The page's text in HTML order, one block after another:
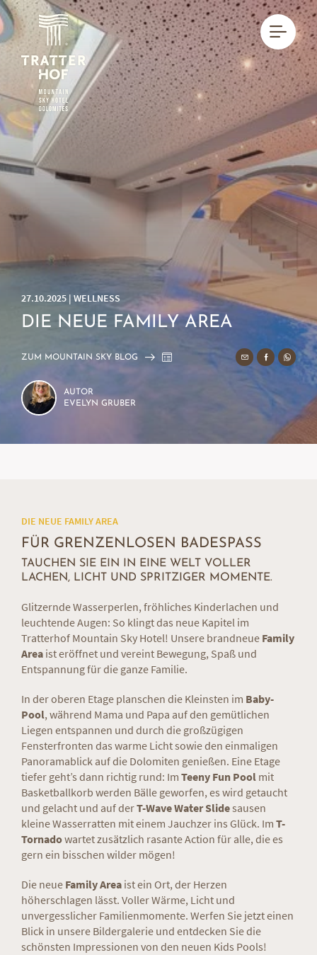
DIE NEUE FAMILY AREA
27.10.2025 | WELLNESS
ZUM MOUNTAIN SKY BLOG
EVELYN GRUBER
AUTOR
FÜR GRENZENLOSEN BADESPASS
TAUCHEN SIE EIN IN EINE WELT VOLLER
LACHEN, LICHT UND SPRITZIGER MOMENTE.
DIE NEUE FAMILY AREA
Glitzernde Wasserperlen, fröhliches Kinderlachen und
leuchtende Augen: So klingt das neue Kapitel im
Tratterhof Mountain Sky Hotel! Unsere brandneue Family
Area ist eröffnet und vereint Bewegung, Spaß und
Entspannung für die ganze Familie.
In der oberen Etage planschen die Kleinsten im Baby-
Pool, während Mama und Papa auf den gemütlichen
Liegen entspannen und durch die großzügigen
Fensterfronten das warme Licht sowie den einmaligen
Panoramablick auf die Dolomiten genießen. Eine Etage
tiefer geht’s dann richtig rund: Im Teeny Fun Pool mit
Basketballkorb werden Bälle geworfen, es wird getaucht
und gelacht und auf derT-Wave Water Slidesausen
kleine Wasserratten mit einem Jauchzer ins Glück. Im T-
Tornadowartet zusätzlich rasante Action für alle, die es
gern ein bisschen wilder mögen!
Die neue Family Area ist ein Ort, der Herzen
höherschlagen lässt. Voller Wärme, Licht und
unvergesslicher Familienmomente. Werfen Sie jetzt einen
Blick in unsere Bildergalerie und entdecken Sie die
schönsten Impressionen von den neuen Kids Pools!
DE IT